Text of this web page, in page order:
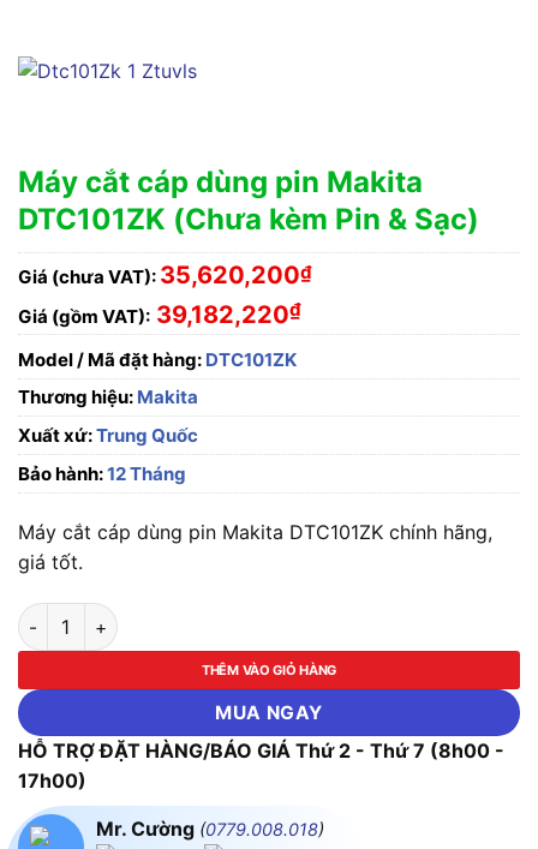
Máy cắt cáp dùng pin Makita
DTC101ZK (Chưa kèm Pin & Sạc)
Giá (chưa VAT): 35,620,200₫
Giá (gồm VAT): 39,182,220₫
Model / Mã đặt hàng: DTC101ZK
Thương hiệu: Makita
Xuất xứ:Trung Quốc
Bảo hành:12 Tháng
Máy cắt cáp dùng pin Makita DTC101ZK chính hãng,
giá tốt.
Máy cắt cáp dùng pin Makita DTC101ZK (Chưa kèm Pin & Sạc)
THÊM VÀO GIỎ HÀNG
MUA NGAY
HỖ TRỢ ĐẶT HÀNG/BÁO GIÁ Thứ 2 - Thứ 7 (8h00 -
17h00)
Mr. Cường (0779.008.018)